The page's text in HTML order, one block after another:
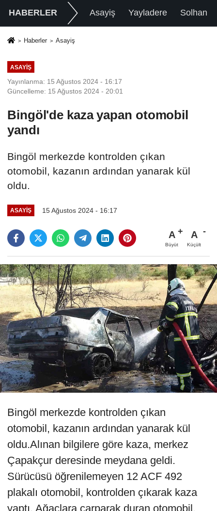
HABERLER Asayiş Yayladere Solhan
Haberler Asayiş
ASAYIŞ
Yayınlanma: 15 Ağustos 2024 - 16:17
Güncelleme: 15 Ağustos 2024 - 20:01
Bingöl'de kaza yapan otomobil
yandı
Bingöl merkezde kontrolden çıkan
otomobil, kazanın ardından yanarak kül
oldu.
ASAYIŞ 15 Ağustos 2024 - 16:17
A
Büyüt
A
Küçült
Bingöl merkezde kontrolden çıkan
otomobil, kazanın ardından yanarak kül
oldu.Alınan bilgilere göre kaza, merkez
Çapakçur deresinde meydana geldi.
Sürücüsü öğrenilemeyen 12 ACF 492
plakalı otomobil, kontrolden çıkarak kaza
yaptı. Ağaçlara çarparak duran otomobil,